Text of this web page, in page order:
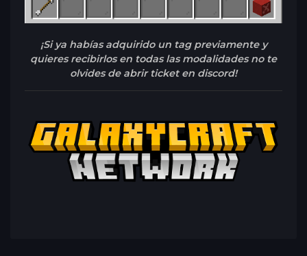
¡Si ya habías adquirido un tag previamente y
quieres recibirlos en todas las modalidades no te
olvides de abrir ticket en discord!